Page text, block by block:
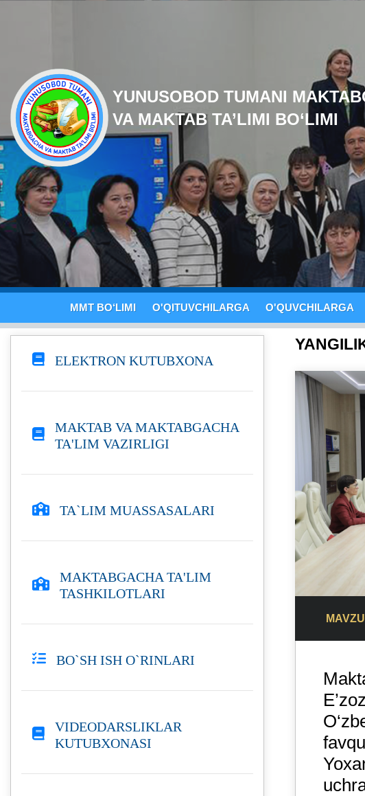
YUNUSOBOD TUMANI
VA MAKTAB TA’LIMI BO‘LIMI
MMT BO‘LIMI O'QITUVCHILARGA O'QUVCHILARGA
ELEKTRON KUTUBXONA
MAKTAB VA MAKTABGACHA
TA'LIM VAZIRLIGI
TA`LIM MUASSASALARI
MAKTABGACHA TA'LIM
TASHKILOTLARI
BO`SH ISH O`RINLARI
VIDEODARSLIKLAR
KUTUBXONASI